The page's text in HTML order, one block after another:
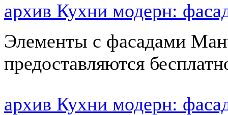
архив Кухни модерн:
Элементы с фасадами
предоставляются
архив Кухни модерн: